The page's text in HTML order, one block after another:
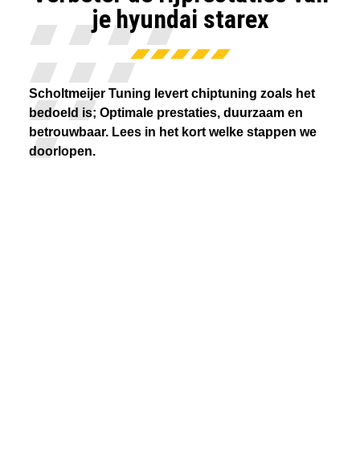
je hyundai starex
Scholtmeijer Tuning levert chiptuning zoals het
bedoeld is; Optimale prestaties, duurzaam en
betrouwbaar. Lees in het kort welke stappen we
doorlopen.